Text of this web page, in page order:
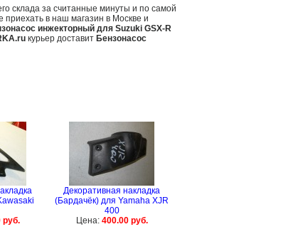
склада за считанные минуты и по самой
приехать в наш магазин в Москве и
инжекторный для Suzuki GSX-R
курьер доставит Бензонасос
руб.
Декоративная накладка
(Бардачёк) для Yamaha XJR
400
Цена: 400.00 руб.